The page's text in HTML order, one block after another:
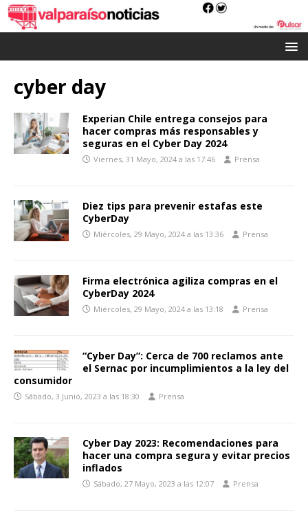
cyber day
Experian Chile entrega consejos para
hacer compras más responsables y
seguras en el Cyber Day 2024
Viernes, 31 Mayo, 2024 a las 17:46 Prensa
Diez tips para prevenir estafas este
CyberDay
Miércoles, 29 Mayo, 2024 a las 13:36 Prensa
Firma electrónica agiliza compras en el
CyberDay 2024
Miércoles, 29 Mayo, 2024 a las 13:18 Prensa
“Cyber Day”: Cerca de 700 reclamos ante
el Sernac por incumplimientos a la ley del
consumidor
Sábado, 3 Junio, 2023 a las 18:30 Prensa
Cyber Day 2023: Recomendaciones para
hacer una compra segura y evitar precios
inflados
Sábado, 27 Mayo, 2023 a las 12:07 Prensa